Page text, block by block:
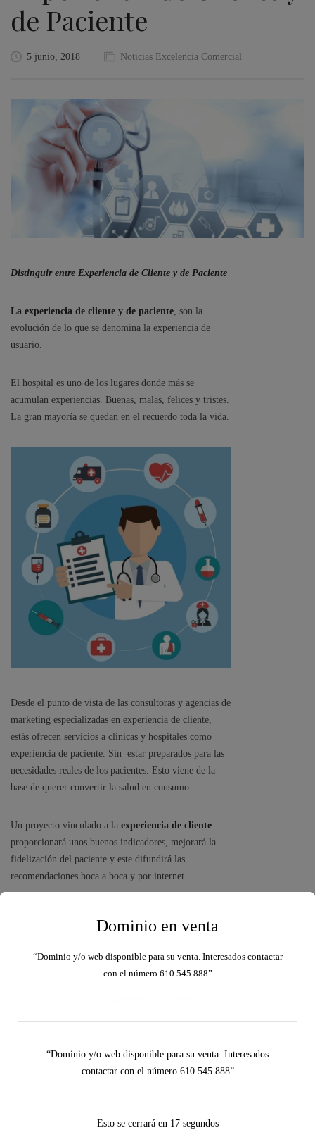
de Paciente
5 junio, 2018 Noticias Excelencia Comercial
Distinguir entre Experiencia de Cliente y de Paciente
La experiencia de cliente y de paciente, son la
evolución de lo que se denomina la experiencia de
usuario.
El hospital es uno de los lugares donde más se
acumulan experiencias. Buenas, malas, felices y tristes.
La gran mayoría se quedan en el recuerdo toda la vida.
Desde el punto de vista de las consultoras y agencias de
marketing especializadas en experiencia de cliente,
estás ofrecen servicios a clínicas y hospitales como
experiencia de paciente. Sin estar preparados para las
necesidades reales de los pacientes. Esto viene de la
base de querer convertir la salud en consumo.
Un proyecto vinculado a la experiencia de cliente
proporcionará unos buenos indicadores, mejorará la
fidelización del paciente y este difundirá las
recomendaciones boca a boca y por internet.
Experiencia del Paciente y la Universidad de
contenidos de la encuesta no se correspondían con las
experiencia del paciente.
dimensiones del cliente porque, en definitiva, tienen un
Dominio en venta
“Dominio y/o web disponible para su venta. Interesados contactar
con el número 610 545 888”
“Dominio y/o web disponible para su venta. Interesados
contactar con el número 610 545 888”
Esto se cerrará en 16segundos